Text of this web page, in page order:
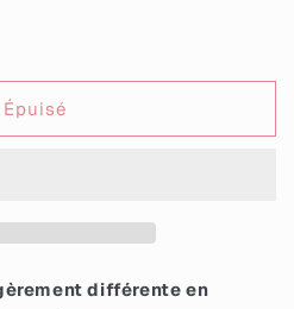
Épuisé
différente en